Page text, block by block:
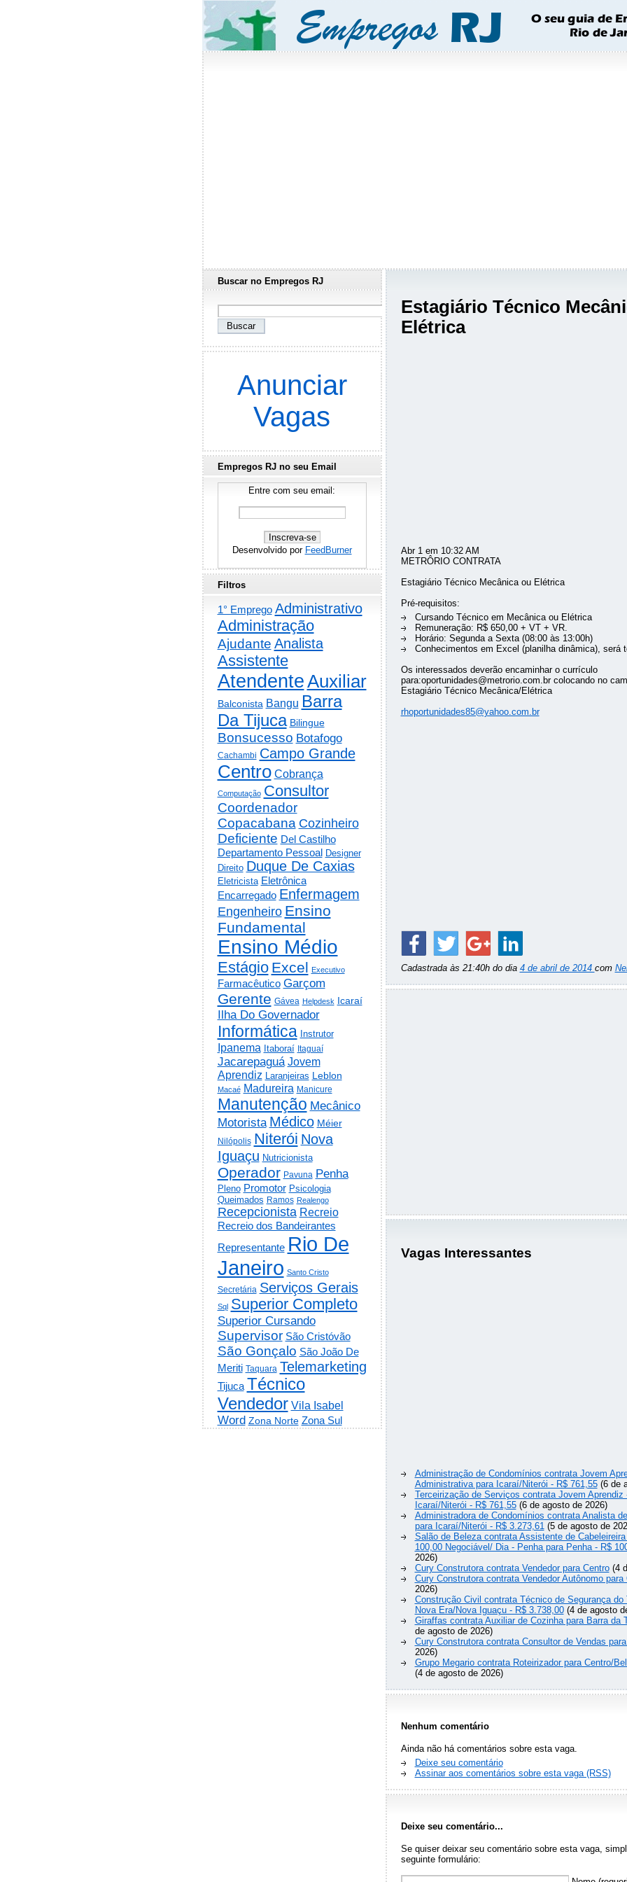
Estagiário Técnico
Elétrica
Abr 1 em 10:32 AM
METRÔRIO CONTRATA
Estagiário Técnico Mecânica ou Elétrica
Pré-requisitos:
Cursando Técnico em Mecânica ou Elétrica
Remuneração: R$ 650,00 + VT + VR.
Horário: Segunda a Sexta (08:00 às 13:00h)
Conhecimentos em Excel (planilha dinâmica), será
Os interessados deverão encaminhar o currículo
para:oportunidades@metrorio.com.br colocando no
Estagiário Técnico Mecânica/Elétrica
rhoportunidades85@yahoo.com.br
Cadastrada às 21:40h do dia 4 de abril de 2014 com
Vagas Interessantes
Administração de Condomínios contrata Jovem
Administrativa para Icaraí/Niterói - R$ 761,55(6 de
Terceirização de Serviços contrata Jovem Aprendiz
Icaraí/Niterói - R$ 761,55(6 de agosto de 2026)
Administradora de Condomínios contrata Analista
para Icaraí/Niterói - R$ 3.273,61(5 de agosto de
Salão de Beleza contrata Assistente de
100,00 Negociável/ Dia - Penha para Penha - R$
2026)
Cury Construtora contrata Vendedor para Centro(4
Cury Construtora contrata Vendedor Autônomo para
2026)
Construção Civil contrata Técnico de Segurança do
Nova Era/Nova Iguaçu - R$ 3.738,00(4 de agosto
Giraffas contrata Auxiliar de Cozinha para Barra da
de agosto de 2026)
Cury Construtora contrata Consultor de Vendas
2026)
Grupo Megario contrata Roteirizador para Centro/
(4 de agosto de 2026)
Nenhum comentário
Ainda não há comentários sobre esta vaga.
Deixe seu comentário
Assinar aos comentários sobre esta vaga (RSS)
Deixe seu comentário...
Se quiser deixar seu comentário sobre esta vaga,
seguinte formulário:
Buscar no Empregos RJ
Anunciar
Vagas
Empregos RJ no seu Email
Entre com seu email:
Desenvolvido por FeedBurner
Filtros
1° Emprego Administrativo
Administração
Ajudante Analista
Assistente
AtendenteAuxiliar
Balconista Bangu Barra
Da Tijuca Bilingue
Bonsucesso Botafogo
Cachambi Campo Grande
Centro Cobrança
Computação Consultor
Coordenador
Copacabana Cozinheiro
Deficiente Del Castilho
Departamento Pessoal Designer
Direito Duque De Caxias
Eletricista Eletrônica
Encarregado Enfermagem
Engenheiro Ensino
Fundamental
Ensino Médio
Estágio Excel Executivo
Farmacêutico Garçom
Gerente Gávea Helpdesk Icaraí
Ilha Do Governador
Informática Instrutor
Ipanema Itaboraí Itaguaí
Jacarepaguá Jovem
Aprendiz
Laranjeiras Leblon
Macaé Madureira Manicure
Manutenção Mecânico
Motorista Médico Méier
Nilópolis Niterói Nova
Iguaçu Nutricionista
Operador Pavuna Penha
Pleno Promotor Psicologia
Queimados Ramos Realengo
Recepcionista Recreio
Recreio dos Bandeirantes
Representante Rio De
Janeiro Santo Cristo
Secretária Serviços Gerais
Sql Superior Completo
Superior Cursando
Supervisor São Cristóvão
São Gonçalo São João De
Meriti Taquara Telemarketing
Tijuca Técnico
Vendedor Vila Isabel
Word Zona Norte Zona Sul